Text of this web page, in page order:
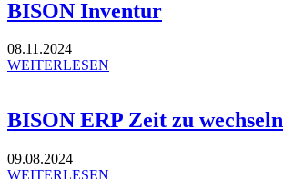
BISON Inventur
08.11.2024
WEITERLESEN
BISON ERP Zeit zu wechseln
09.08.2024
WEITERLESEN